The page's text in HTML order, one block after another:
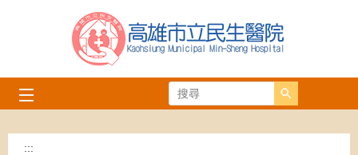
跳到主要內容區塊
搜尋
:::